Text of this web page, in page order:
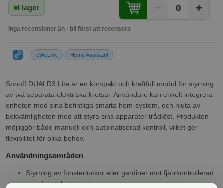
I lager 0 +
Inga recensioner än · bli först att recensera
eWeLink Home Assistant
Sonoff DUALR3 Lite är en kompakt och kraftfull modul för styrning
av två separata elektriska kretsar. Användare kan enkelt integrera
enheten med sina befintliga smarta hem-system, och njuta av
bekvämligheten med att styra sina apparater trådlöst. Produkten
möjliggör både manuell och automatiserad kontroll, vilket ger
flexibilitet för olika behov.
Användningsområden
Styrning av fönsterluckor eller gardiner mot fjärrkontrollerad
öppning och stängning.